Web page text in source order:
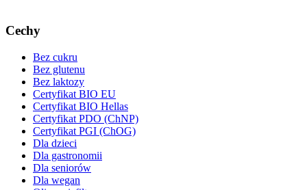
Cechy
Bez cukru
Bez glutenu
Bez laktozy
Certyfikat BIO EU
Certyfikat BIO Hellas
Certyfikat PDO (ChNP)
Certyfikat PGI (ChOG)
Dla dzieci
Dla gastronomii
Dla seniorów
Dla wegan